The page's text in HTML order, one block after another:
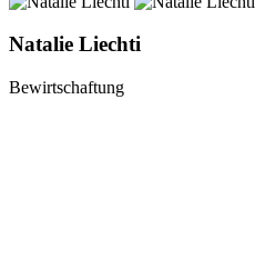
Natalie Liechti
Bewirtschaftung